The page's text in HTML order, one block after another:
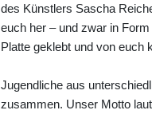
des Künstlers Sascha
euch her – und zwar in
Platte geklebt und von euch
Jugendliche aus
zusammen. Unser Motto